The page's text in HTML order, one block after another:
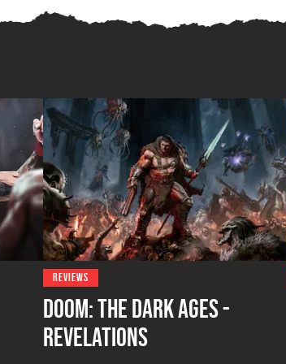
REVIEWS
DOOM: The Dark Ages -
Revelations